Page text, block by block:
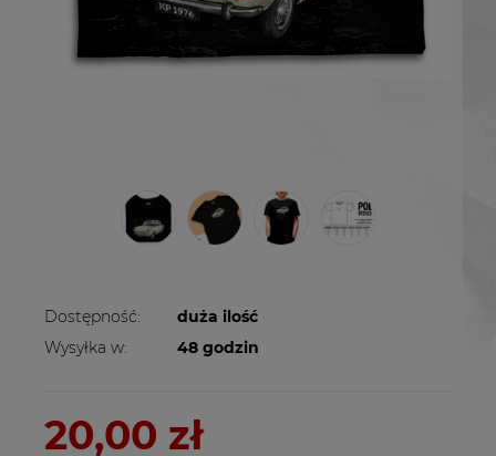
Dostępność:
duża ilość
Wysyłka w:
48 godzin
20,00 zł